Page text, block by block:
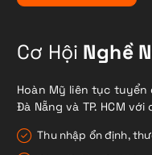
Cơ Hội Nghề
Hoàn Mỹ liên tục tuyển
Đà Nẵng và TP. HCM
Thu nhập ổn định,